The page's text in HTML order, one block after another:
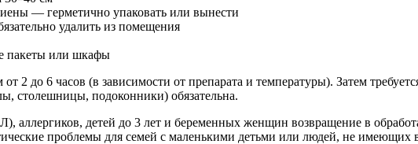
— герметично упаковать или вынести
удалить из помещения
пакеты или шкафы
2 до 6 часов (в зависимости от препарата и температуры). Затем
столешницы, подоконники) обязательна.
аллергиков, детей до 3 лет и беременных женщин возвращение в
проблемы для семей с маленькими детьми или людей, не